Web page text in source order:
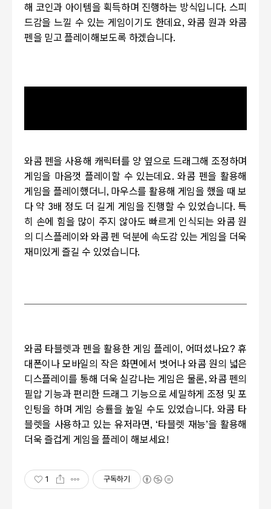
해 코인과 아이템을 획득하며 진행하는 방식입니다. 스피
드감을 느낄 수 있는 게임이기도 한데요, 와콤 원과 와콤
펜을 믿고 플레이해보도록 하겠습니다.
와콤 펜을 사용해 캐릭터를 양 옆으로 드래그해 조정하며
게임을 마음껏 플레이할 수 있는데요.와콤 펜을 활용해
게임을 플레이했더니, 마우스를 활용해 게임을 했을 때 보
다 약 3배 정도 더 길게 게임을 진행할 수 있었습니다.특
히 손에 힘을 많이 주지 않아도 빠르게 인식되는 와콤 원
의 디스플레이와 와콤 펜 덕분에 속도감 있는 게임을 더욱
재미있게 즐길 수 있었습니다.
와콤 타블렛과 펜을 활용한 게임 플레이, 어떠셨나요?휴
대폰이나 모바일의 작은 화면에서 벗어나 와콤 원의 넓은
디스플레이를 통해 더욱 실감나는 게임은 물론,와콤 펜의
필압 기능과 편리한 드래그 기능으로 세밀하게 조정 및 포
인팅을 하며 게임 승률을 높일 수도 있었습니다. 와콤 타
블렛을 사용하고 있는 유저라면, ‘타블렛 재능’을 활용해
더욱 즐겁게 게임을 플레이 해보세요!
1 구독하기